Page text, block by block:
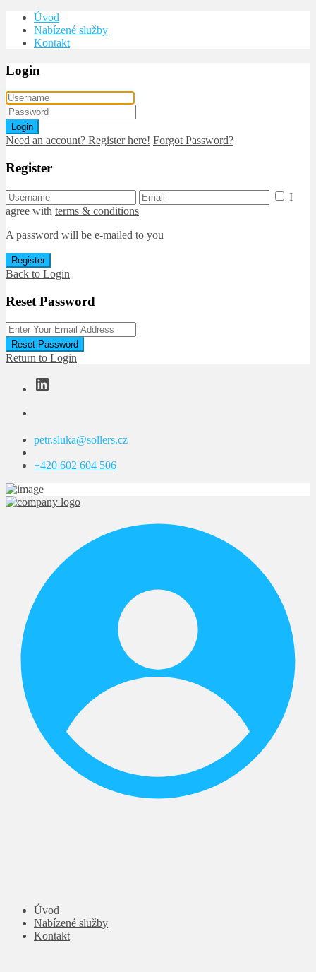
Úvod
Nabízené služby
Kontakt
Login
Login
Need an account? Register here! Forgot Password?
Register
I
agree with terms & conditions
A password will be e-mailed to you
Register
Back to Login
Reset Password
Reset Password
Return to Login
LinkedIn
petr.sluka@sollers.cz
+420 602 604 506
Úvod
Nabízené služby
Kontakt